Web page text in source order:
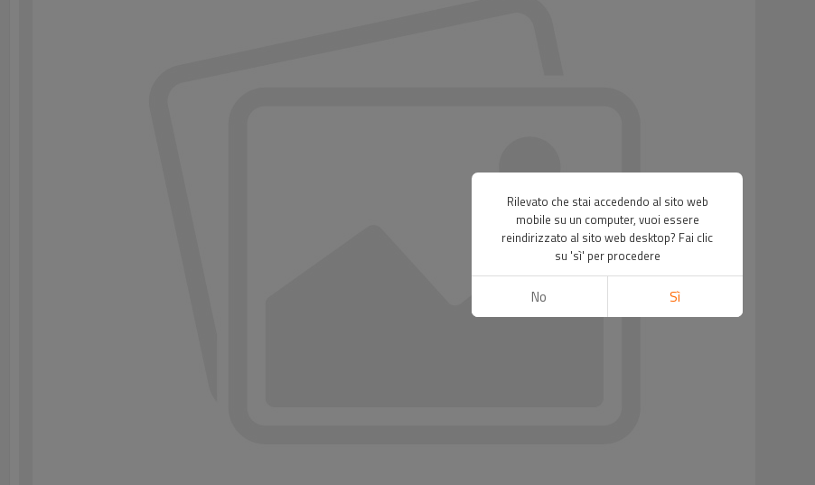
Rilevato che stai accedendo al sito web
mobile su un computer, vuoi essere
reindirizzato al sito web desktop? Fai clic
su 'sì' per procedere
No Sì